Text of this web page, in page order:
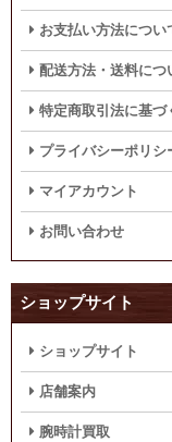
お支払い方法につい
配送方法・送料につ
特定商取引法に基づ
プライバシーポリシ
マイアカウント
お問い合わせ
ショップサイト
ショップサイト
店舗案内
腕時計買取